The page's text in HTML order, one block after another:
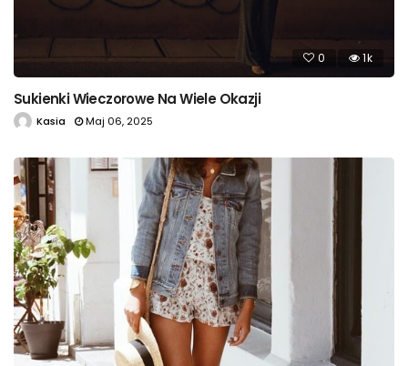
0 1k
Sukienki Wieczorowe Na Wiele Okazji
Kasia Maj 06, 2025